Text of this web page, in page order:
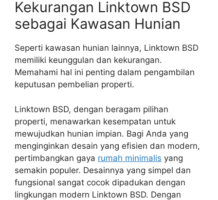
Kekurangan Linktown BSD
sebagai Kawasan Hunian
Seperti kawasan hunian lainnya, Linktown BSD
memiliki keunggulan dan kekurangan.
Memahami hal ini penting dalam pengambilan
keputusan pembelian properti.
Linktown BSD, dengan beragam pilihan
properti, menawarkan kesempatan untuk
mewujudkan hunian impian. Bagi Anda yang
menginginkan desain yang efisien dan modern,
pertimbangkan gaya rumah minimalis yang
semakin populer. Desainnya yang simpel dan
fungsional sangat cocok dipadukan dengan
lingkungan modern Linktown BSD. Dengan